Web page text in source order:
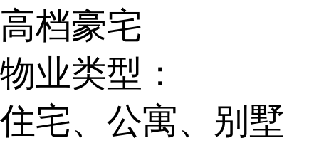
高档豪宅
物业类型：
住宅、公寓、别墅